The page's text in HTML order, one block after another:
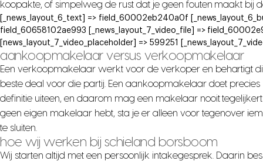
koopakte, of simpelweg de rust dat je geen fouten maakt bij
[_news_layout_6_text] => field_60002eb240a0f
field_60658102ae993 [_news_layout_7_video_file] =>
[news_layout_7_video_placeholder] => 599251
aankoopmakelaar versus verkoopmakelaar
Een verkoopmakelaar werkt voor de verkoper en behartigt
beste deal voor die partij. Een aankoopmakelaar doet
definitie uiteen, en daarom mag een makelaar nooit
geen eigen makelaar hebt, sta je er alleen voor tegenover
te sluiten.
hoe wij werken bij schieland borsboom
Wij starten altijd met een persoonlijk intakegesprek. Daarin